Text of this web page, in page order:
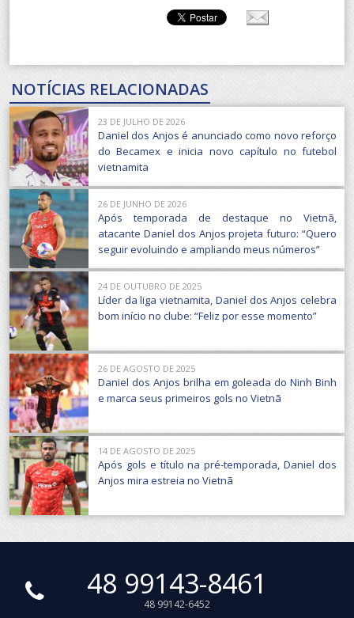
NOTÍCIAS RELACIONADAS
23 DE JULHO DE 2026
Daniel dos Anjos é anunciado como novo reforço
do Becamex e inicia novo capítulo no futebol
vietnamita
26 DE JUNHO DE 2026
Após temporada de destaque no Vietnã,
atacante Daniel dos Anjos projeta futuro: “Quero
seguir evoluindo e ampliando meus números”
24 DE OUTUBRO DE 2025
Líder da liga vietnamita, Daniel dos Anjos celebra
bom início no clube: “Feliz por esse momento”
26 DE AGOSTO DE 2025
Daniel dos Anjos brilha em goleada do Ninh Binh
e marca seus primeiros gols no Vietnã
14 DE AGOSTO DE 2025
Após gols e título na pré-temporada, Daniel dos
Anjos mira estreia no Vietnã
48 99143-8461
48 99142-6452